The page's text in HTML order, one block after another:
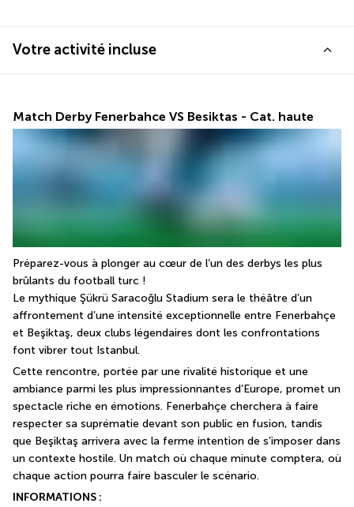
Votre activité incluse
Match Derby Fenerbahce VS Besiktas - Cat. haute
Préparez-vous à plonger au cœur de l’un des derbys les plus
brûlants du football turc !
Le mythique Şükrü Saracoğlu Stadium sera le théâtre d’un
affrontement d’une intensité exceptionnelle entre Fenerbahçe
et Beşiktaş, deux clubs légendaires dont les confrontations
font vibrer tout Istanbul.
Cette rencontre, portée par une rivalité historique et une
ambiance parmi les plus impressionnantes d’Europe, promet un
spectacle riche en émotions. Fenerbahçe cherchera à faire
respecter sa suprématie devant son public en fusion, tandis
que Beşiktaş arrivera avec la ferme intention de s’imposer dans
un contexte hostile. Un match où chaque minute comptera, où
chaque action pourra faire basculer le scénario.
INFORMATIONS :